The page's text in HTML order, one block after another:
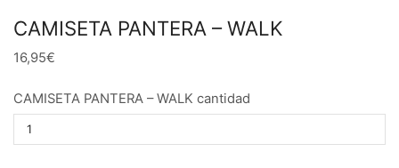
CAMISETA PANTERA – WALK
16,95€
CAMISETA PANTERA – WALK cantidad